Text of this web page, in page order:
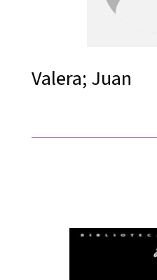
Valera; Juan